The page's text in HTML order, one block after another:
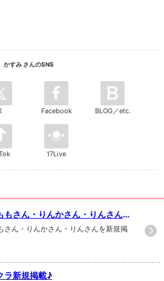
かすみ さんのSNS
Facebook BLOG／etc.
17Live
もさん・りんかさん・りんさんを
さん・りんかさん・りんさんを新規掲
ラ新規掲載♪